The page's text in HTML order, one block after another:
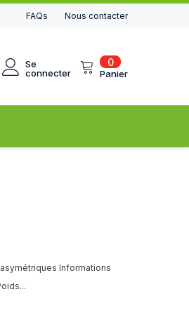
FAQs Nous contacter
00
article
Panier
Se
connecter
Informations